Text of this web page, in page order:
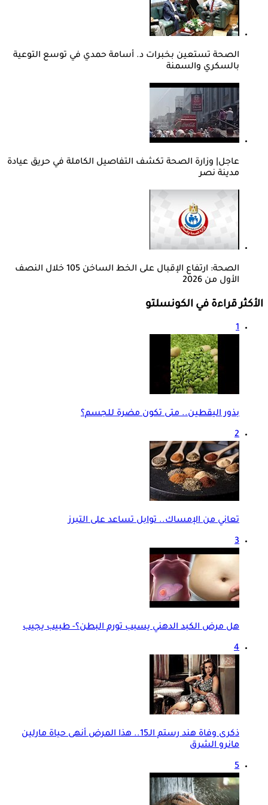
الصحة تستعين بخبرات د. أسامة حمدي في توسع التوعية
بالسكري والسمنة
عاجل| وزارة الصحة تكشف التفاصيل الكاملة في حريق عيادة
مدينة نصر
الصحة: ارتفاع الإقبال على الخط الساخن 105 خلال النصف
الأول من 2026
الأكثر قراءة في الكونسلتو
1
بذور اليقطين.. متى تكون مضرة للجسم؟
2
تعاني من الإمساك.. توابل تساعد على التبرز
3
هل مرض الكبد الدهني يسبب تورم البطن؟- طبيب يجيب
4
ذكرى وفاة هند رستم الـ15.. هذا المرض أنهى حياة مارلين
مانرو الشرق
5